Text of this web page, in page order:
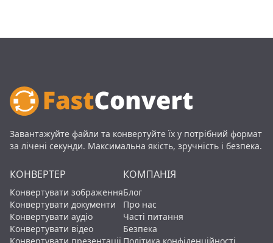
Завантажуйте файли та конвертуйте їх у потрібний формат
за лічені секунди. Максимальна якість, зручність і безпека.
КОНВЕРТЕР
Конвертувати зображення
Конвертувати документи
Конвертувати аудіо
Конвертувати відео
КОМПАНІЯ
Блог
Про нас
Часті питання
Безпека